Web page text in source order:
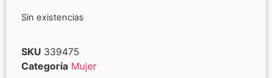
Sin existencias
SKU 339475
Categoría Mujer